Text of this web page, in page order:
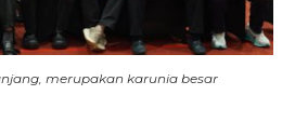
merupakan karunia besar